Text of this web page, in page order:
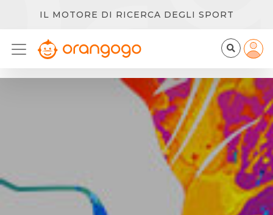
IL MOTORE DI RICERCA DEGLI SPORT